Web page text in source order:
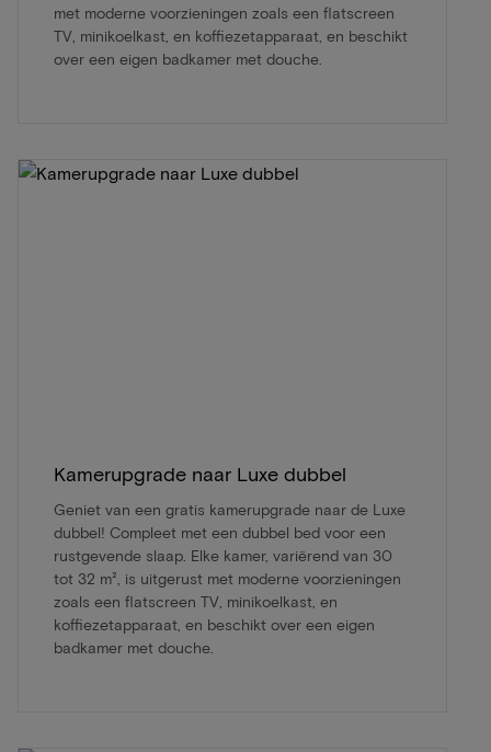
met moderne voorzieningen zoals een flatscreen
TV, minikoelkast, en koffiezetapparaat, en beschikt
over een eigen badkamer met douche.
Kamerupgrade naar Luxe dubbel
Geniet van een gratis kamerupgrade naar de Luxe
dubbel! Compleet met een dubbel bed voor een
rustgevende slaap. Elke kamer, variërend van 30
tot 32 m², is uitgerust met moderne voorzieningen
zoals een flatscreen TV, minikoelkast, en
koffiezetapparaat, en beschikt over een eigen
badkamer met douche.